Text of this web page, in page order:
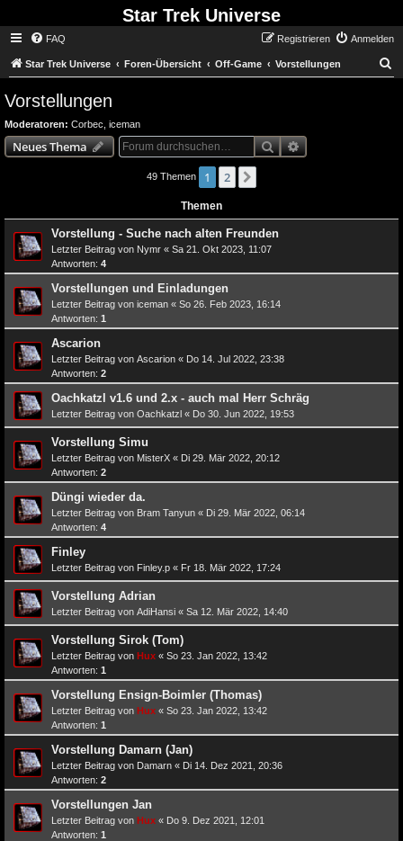
Star Trek Universe
FAQ Anmelden
Registrieren
Star Trek Universe Foren-Übersicht Off-Game Vorstellungen
Vorstellungen
Moderatoren: Corbec iceman
Neues Thema SucheErweiterte Suche
49 Themen 1 2
Themen
Vorstellung - Suche nach alten Freunden
Letzter Beitrag von Nymr « Sa 21. Okt 2023, 11:07
Antworten: 4
Vorstellungen und Einladungen
Letzter Beitrag von iceman « So 26. Feb 2023, 16:14
Antworten: 1
Ascarion
Letzter Beitrag von Ascarion « Do 14. Jul 2022, 23:38
Antworten: 2
Oachkatzl v1.6 und 2.x - auch mal Herr Schräg
Letzter Beitrag von Oachkatzl « Do 30. Jun 2022, 19:53
Vorstellung Simu
Letzter Beitrag von MisterX « Di 29. Mär 2022, 20:12
Antworten: 2
Düngi wieder da.
Letzter Beitrag von Bram Tanyun « Di 29. Mär 2022, 06:14
Antworten: 4
Finley
Letzter Beitrag von Finley.p « Fr 18. Mär 2022, 17:24
Vorstellung Adrian
Letzter Beitrag von AdiHansi « Sa 12. Mär 2022, 14:40
Vorstellung Sirok (Tom)
Letzter Beitrag von Hux « So 23. Jan 2022, 13:42
Antworten: 1
Vorstellung Ensign-Boimler (Thomas)
Letzter Beitrag von Hux « So 23. Jan 2022, 13:42
Antworten: 1
Vorstellung Damarn (Jan)
Letzter Beitrag von Damarn « Di 14. Dez 2021, 20:36
Antworten: 2
Vorstellungen Jan
Letzter Beitrag von Hux « Do 9. Dez 2021, 12:01
Antworten: 1